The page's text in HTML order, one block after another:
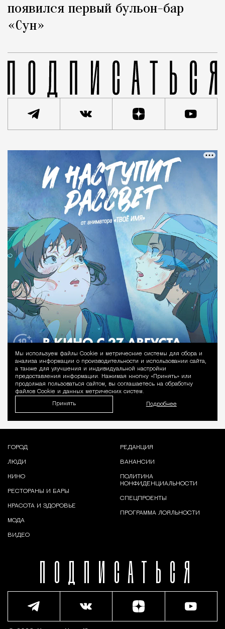
появился первый бульон-бар
«Сун»
Уведомление
Мы используем файлы Сookie и метрические системы для сбора и
анализа информации о производительности и использовании сайта,
а также для улучшения и индивидуальной настройки
предоставления информации. Нажимая кнопку «Принять» или
продолжая пользоваться сайтом, вы соглашаетесь на обработку
файлов Cookie и данных метрических систем.
Принять Подробнее
ПОДПИСАТЬСЯ
ГОРОД
ЛЮДИ
КИНО
РЕСТОРАНЫ И БАРЫ
КРАСОТА И ЗДОРОВЬЕ
МОДА
ВИДЕО
РЕДАКЦИЯ
ВАКАНСИИ
ПОЛИТИКА
КОНФИДЕНЦИАЛЬНОСТИ
СПЕЦПРОЕКТЫ
ПРОГРАММА ЛОЯЛЬНОСТИ